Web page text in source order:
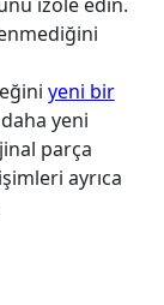
izole edin.
yeni bir
yeni
parça
ayrıca